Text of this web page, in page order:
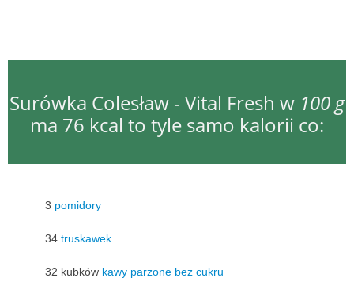
Surówka Colesław - Vital Fresh w 100 g
ma 76 kcal to tyle samo kalorii co:
3 pomidory
34 truskawek
32 kubków kawy parzone bez cukru